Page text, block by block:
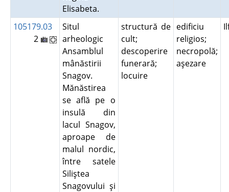
Elisabeta.
105179.03
2
Situl
arheologic
Ansamblul
mânăstirii
Snagov.
Mănăstirea
se află pe o
insulă din
lacul Snagov,
aproape de
malul nordic,
între satele
Siliştea
Snagovului şi
structură de
cult;
descoperire
funerară;
locuire
edificiu
religios;
necropolă;
aşezare